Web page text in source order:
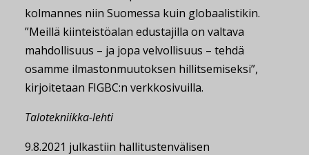
kolmannes niin Suomessa kuin globaalistikin.
”Meillä kiinteistöalan edustajilla on valtava
mahdollisuus – ja jopa velvollisuus – tehdä
osamme ilmastonmuutoksen hillitsemiseksi”,
kirjoitetaan FIGBC:n verkkosivuilla.
Talotekniikka-lehti
9.8.2021 julkastiin hallitustenvälisen